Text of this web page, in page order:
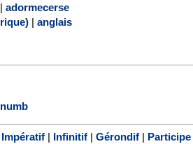
| adormecerse
| anglais
numb
Impératif| Infinitif| Gérondif|
Participe